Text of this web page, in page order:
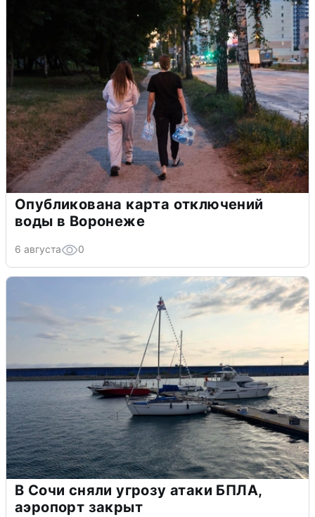
Опубликована карта отключений
воды в Воронеже
6 августа 0
В Сочи сняли угрозу атаки БПЛА,
аэропорт закрыт